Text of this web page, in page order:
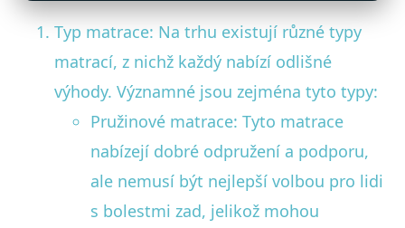
Typ matrace: Na trhu existují různé typy
matrací, z nichž každý nabízí odlišné
výhody. Významné jsou zejména tyto typy:
Pružinové matrace: Tyto matrace
nabízejí dobré odpružení a podporu,
ale nemusí být nejlepší volbou pro lidi
s bolestmi zad, jelikož mohou